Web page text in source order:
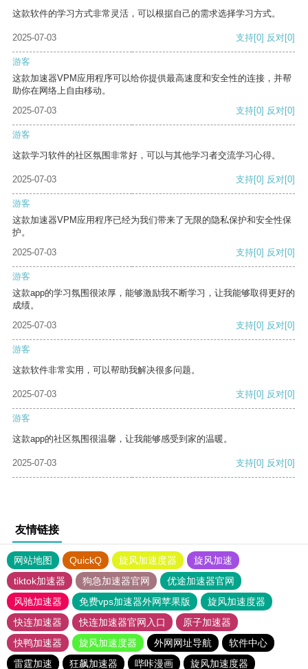
这款软件的学习方式非常灵活，可以根据自己的需求选择学习方式。
2025-07-03 支持[0] 反对[0]
游客
这款加速器VPM应用程序可以给你提供最高速度和安全性的连接，并帮
助你在网络上自由移动。
2025-07-03
支持[0] 反对[0]
游客
这款学习软件的社区氛围非常好，可以与其他学习者交流学习心得。
2025-07-03 支持[0] 反对[0]
游客
这款加速器VPM应用程序已经为我们带来了无限的隐私保护和安全性保
护。
2025-07-03
支持[0] 反对[0]
游客
这款app的学习氛围很浓厚，能够激励我不断学习，让我能够取得更好的
成绩。
2025-07-03
支持[0] 反对[0]
游客
这款软件非常实用，可以帮助我解决很多问题。
2025-07-03 支持[0] 反对[0]
游客
这款app的社区氛围很温馨，让我能够感受到家的温暖。
2025-07-03 支持[0] 反对[0]
友情链接
网站地图 QuickQ 旋风加速度器
旋风加速
tiktok加速器
狗急加速器官网
优途加速器官网
风驰加速器
免费vps加速器外网苹果版
旋风加速度器
快连加速器
快连加速器官网入口
原子加速器
快鸭加速器
旋风加速度器 外网网址导航
软件中心
雷霆加速
狂飙加速器 哔咔漫画 旋风加速度器